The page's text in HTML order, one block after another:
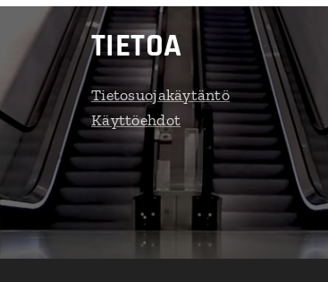
TIETOA
Tietosuojakäytäntö
Käyttöehdot